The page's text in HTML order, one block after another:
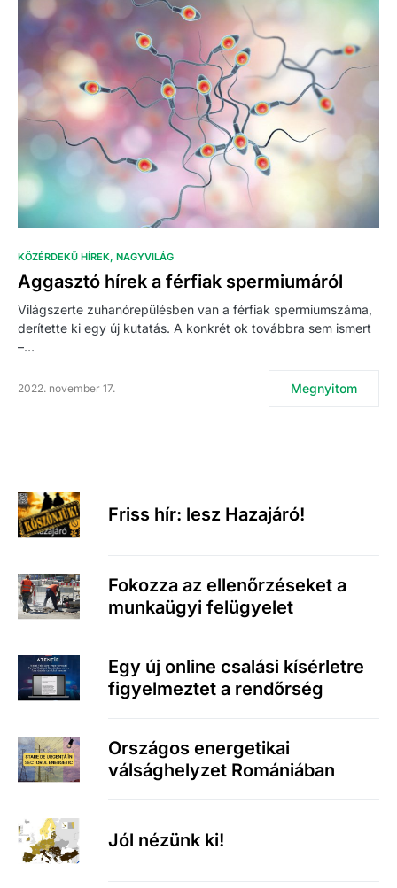
KÖZÉRDEKŰ HÍREK NAGYVILÁG
Aggasztó hírek a férfiak spermiumáról
Világszerte zuhanórepülésben van a férfiak spermiumszáma,
derítette ki egy új kutatás. A konkrét ok továbbra sem ismert
–…
2022. november 17. Megnyitom
Friss hír: lesz Hazajáró!
Fokozza az ellenőrzéseket a
munkaügyi felügyelet
Egy új online csalási kísérletre
figyelmeztet a rendőrség
Országos energetikai
válsághelyzet Romániában
Jól nézünk ki!